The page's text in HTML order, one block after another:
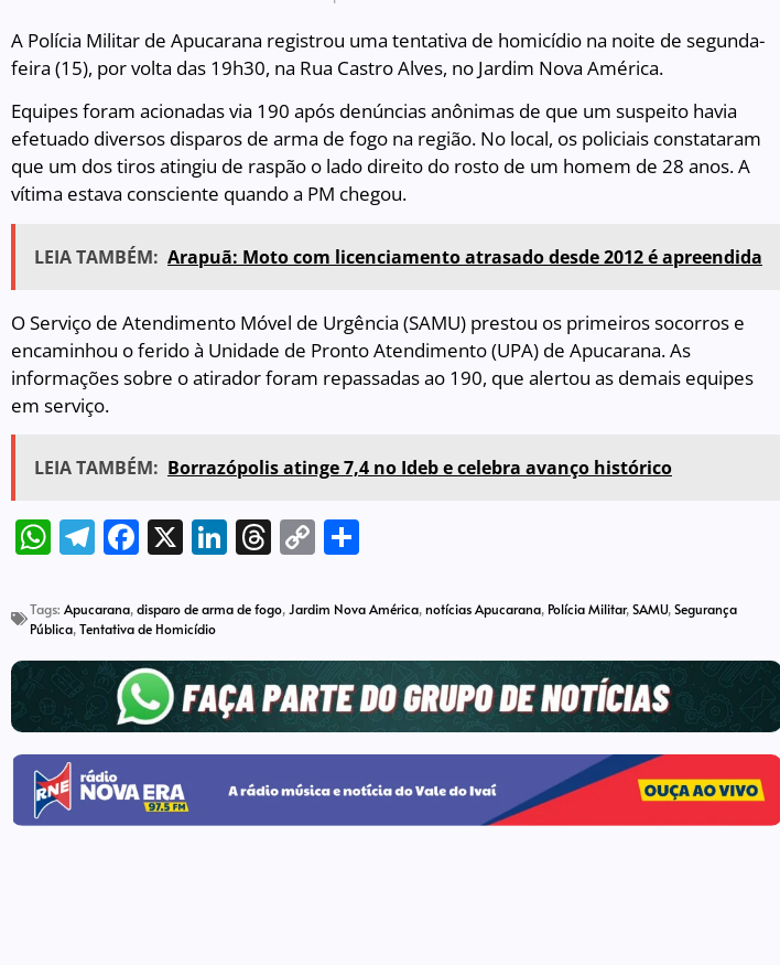
A Polícia Militar de Apucarana registrou uma tentativa de homicídio na noite de segunda-
feira (15), por volta das 19h30, na Rua Castro Alves, no Jardim Nova América.
Equipes foram acionadas via 190 após denúncias anônimas de que um suspeito havia
efetuado diversos disparos de arma de fogo na região. No local, os policiais constataram
que um dos tiros atingiu de raspão o lado direito do rosto de um homem de 28 anos. A
vítima estava consciente quando a PM chegou.
LEIA TAMBÉM: Arapuã: Moto com licenciamento atrasado desde 2012 é apreendida
O Serviço de Atendimento Móvel de Urgência (SAMU) prestou os primeiros socorros e
encaminhou o ferido à Unidade de Pronto Atendimento (UPA) de Apucarana. As
informações sobre o atirador foram repassadas ao 190, que alertou as demais equipes
em serviço.
LEIA TAMBÉM: Borrazópolis atinge 7,4 no Ideb e celebra avanço histórico
WhatsApp
Telegram
Facebook
X LinkedIn
Threads
Copy
Tags: Apucarana,disparo de arma de fogo,Jardim Nova América,notícias Apucarana, Polícia Militar,SAMU,Segurança
Pública,Tentativa de Homicídio